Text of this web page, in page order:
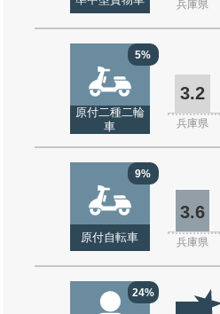
兵庫県
5%
原付二種二輪
車
3.2
兵庫県
9%
原付自転車
3.6
兵庫県
24%